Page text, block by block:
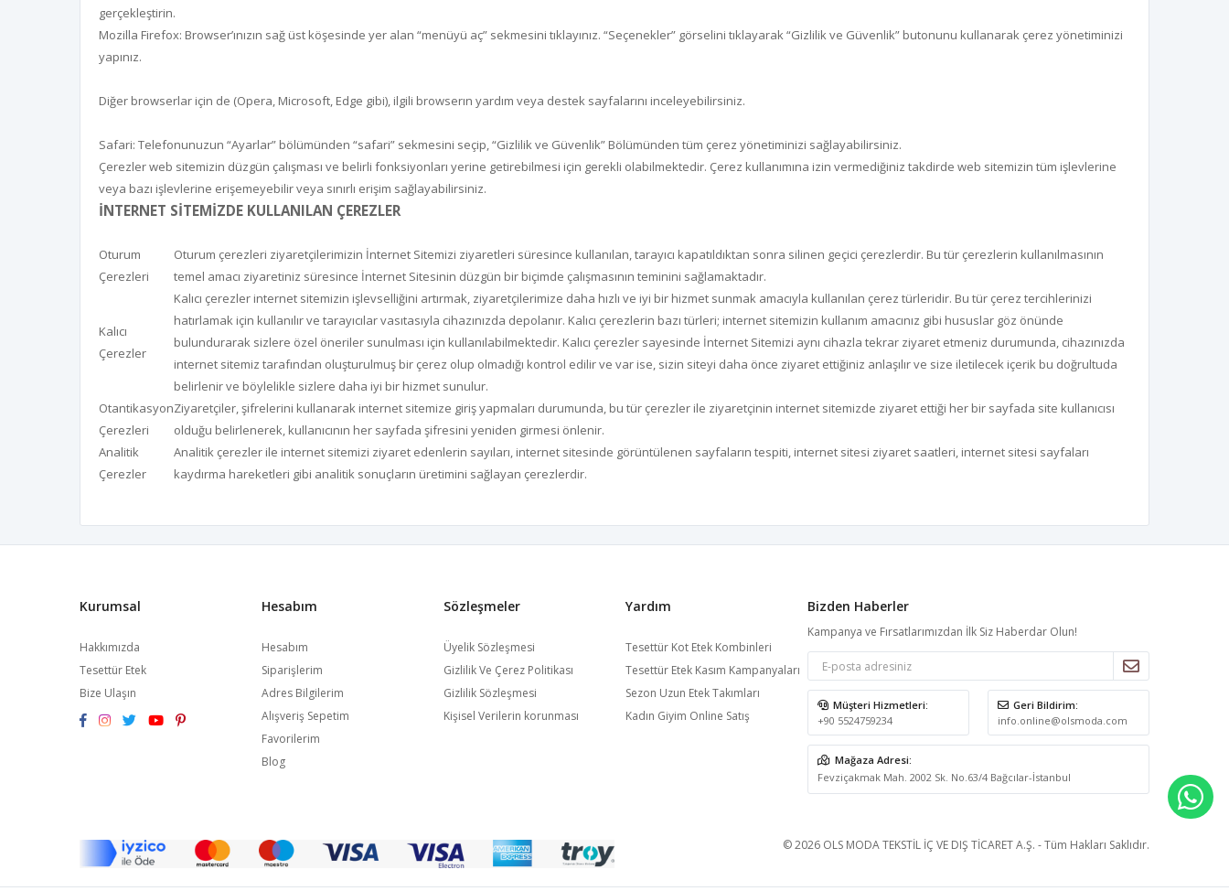
gerçekleştirin.
Mozilla Firefox: Browser’ınızın sağ üst köşesinde yer alan “menüyü aç” sekmesini tıklayınız. “Seçenekler” görselini tıklayarak “Gizlilik ve Güvenlik” butonunu kullanarak çerez yönetiminizi
yapınız.
Diğer browserlar için de (Opera, Microsoft, Edge gibi), ilgili browserın yardım veya destek sayfalarını inceleyebilirsiniz.
Safari: Telefonunuzun “Ayarlar” bölümünden “safari” sekmesini seçip, “Gizlilik ve Güvenlik” Bölümünden tüm çerez yönetiminizi sağlayabilirsiniz.
Çerezler web sitemizin düzgün çalışması ve belirli fonksiyonları yerine getirebilmesi için gerekli olabilmektedir. Çerez kullanımına izin vermediğiniz takdirde web sitemizin tüm işlevlerine
veya bazı işlevlerine erişemeyebilir veya sınırlı erişim sağlayabilirsiniz.
İNTERNET SİTEMİZDE KULLANILAN ÇEREZLER
Oturum
Çerezleri
Oturum çerezleri ziyaretçilerimizin İnternet Sitemizi ziyaretleri süresince kullanılan, tarayıcı kapatıldıktan sonra silinen geçici çerezlerdir. Bu tür çerezlerin kullanılmasının
temel amacı ziyaretiniz süresince İnternet Sitesinin düzgün bir biçimde çalışmasının teminini sağlamaktadır.
Kalıcı
Çerezler
Kalıcı çerezler internet sitemizin işlevselliğini artırmak, ziyaretçilerimize daha hızlı ve iyi bir hizmet sunmak amacıyla kullanılan çerez türleridir. Bu tür çerez tercihlerinizi
hatırlamak için kullanılır ve tarayıcılar vasıtasıyla cihazınızda depolanır. Kalıcı çerezlerin bazı türleri; internet sitemizin kullanım amacınız gibi hususlar göz önünde
bulundurarak sizlere özel öneriler sunulması için kullanılabilmektedir. Kalıcı çerezler sayesinde İnternet Sitemizi aynı cihazla tekrar ziyaret etmeniz durumunda, cihazınızda
internet sitemiz tarafından oluşturulmuş bir çerez olup olmadığı kontrol edilir ve var ise, sizin siteyi daha önce ziyaret ettiğiniz anlaşılır ve size iletilecek içerik bu doğrultuda
belirlenir ve böylelikle sizlere daha iyi bir hizmet sunulur.
Otantikasyon
Çerezleri
Ziyaretçiler, şifrelerini kullanarak internet sitemize giriş yapmaları durumunda, bu tür çerezler ile ziyaretçinin internet sitemizde ziyaret ettiği her bir sayfada site kullanıcısı
olduğu belirlenerek, kullanıcının her sayfada şifresini yeniden girmesi önlenir.
Analitik
Çerezler
Analitik çerezler ile internet sitemizi ziyaret edenlerin sayıları, internet sitesinde görüntülenen sayfaların tespiti, internet sitesi ziyaret saatleri, internet sitesi sayfaları
kaydırma hareketleri gibi analitik sonuçların üretimini sağlayan çerezlerdir.
Kurumsal
Hakkımızda
Tesettür Etek
Bize Ulaşın
Hesabım
Hesabım
Siparişlerim
Adres Bilgilerim
Alışveriş Sepetim
Favorilerim
Blog
Sözleşmeler
Üyelik Sözleşmesi
Gizlilik Ve Çerez Politikası
Gizlilik Sözleşmesi
Kişisel Verilerin korunması
Yardım
Tesettür Kot Etek Kombinleri
Tesettür Etek Kasım Kampanyaları
Sezon Uzun Etek Takımları
Kadın Giyim Online Satış
Bizden Haberler
Kampanya ve Fırsatlarımızdan İlk Siz Haberdar Olun!
Müşteri Hizmetleri:
+90 5524759234
Geri Bildirim:
info.online@olsmoda.com
Mağaza Adresi:
Fevziçakmak Mah. 2002 Sk. No.63/4 Bağcılar-İstanbul
© 2026 OLS MODA TEKSTİL İÇ VE DIŞ TİCARET A.Ş. - Tüm Hakları Saklıdır.